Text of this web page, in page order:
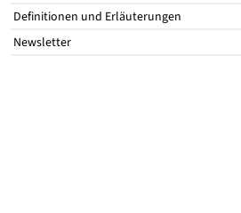
Definitionen und Erläuterungen
Newsletter